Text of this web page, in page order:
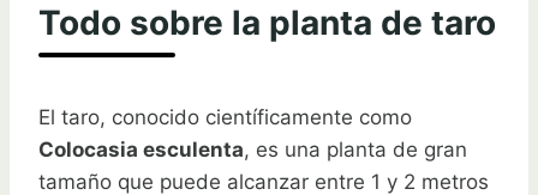
Todo sobre la planta de taro
El taro, conocido científicamente como
Colocasia esculenta, es una planta de gran
tamaño que puede alcanzar entre 1 y 2 metros